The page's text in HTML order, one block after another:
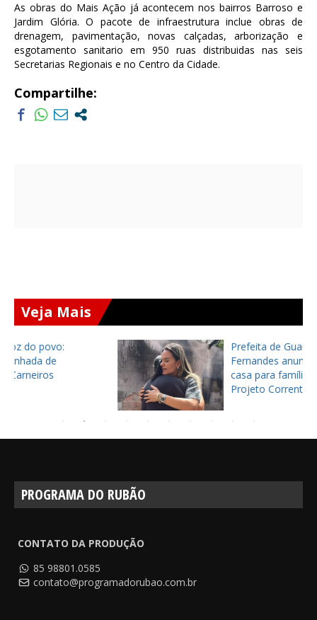
As obras do Mais Ação já acontecem nos bairros Barroso e
Jardim Glória. O pacote de infraestrutura inclue obras de
drenagem, pavimentação, novas calçadas, arborização e
esgotamento sanitario em 950 ruas distribuidas nas seis
Secretarias Regionais e no Centro da Cidade.
Compartilhe:
Veja Mais
Prefeita de Guaiúba, Izabella
Fernandes anuncia construção de
casa para família por meio do
Projeto Corrente do Bem
PROGRAMA DO RUBÃO
CONTATO DA PRODUÇÃO
85 98801.0585
contato@programadorubao.com.br